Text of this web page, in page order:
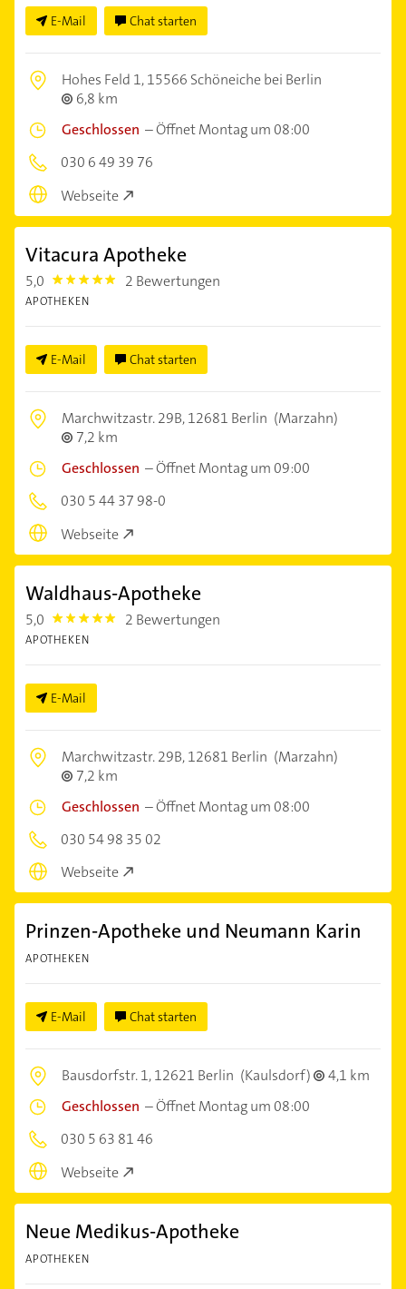
E-Mail Chat starten
Hohes Feld 1,15566 Schöneiche bei Berlin
6,8 km
Geschlossen –Öffnet Montag um 08:00
030 6 49 39 76
Webseite
Vitacura Apotheke
5,0 5.0 2 Bewertungen
APOTHEKEN
E-Mail Chat starten
Marchwitzastr. 29B,12681 Berlin (Marzahn)
7,2 km
Geschlossen –Öffnet Montag um 09:00
030 5 44 37 98-0
Webseite
Waldhaus-Apotheke
5,0 5.0 2 Bewertungen
APOTHEKEN
E-Mail
Marchwitzastr. 29B,12681 Berlin (Marzahn)
7,2 km
Geschlossen –Öffnet Montag um 08:00
030 54 98 35 02
Webseite
Prinzen-Apotheke und Neumann Karin
APOTHEKEN
E-Mail Chat starten
Bausdorfstr. 1,12621 Berlin (Kaulsdorf)
4,1 km
Geschlossen –Öffnet Montag um 08:00
030 5 63 81 46
Webseite
Neue Medikus-Apotheke
APOTHEKEN